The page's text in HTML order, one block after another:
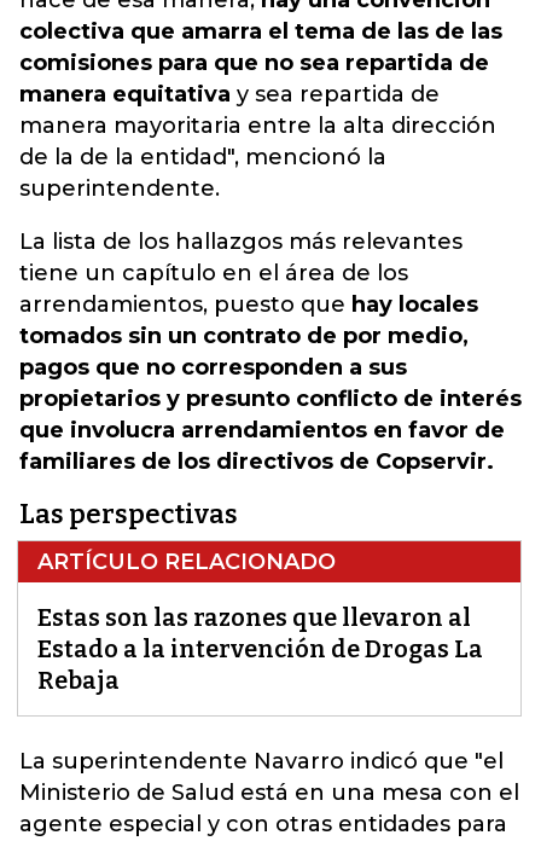
colectiva que amarra el tema de las de las
comisiones para que no sea repartida de
manera equitativa y sea repartida de
manera mayoritaria entre la alta dirección
de la de la entidad", mencionó la
superintendente.
La lista de los hallazgos más relevantes
tiene un capítulo en el área de los
arrendamientos, puesto que hay locales
tomados sin un contrato de por medio,
pagos que no corresponden a sus
propietarios y presunto conflicto de interés
que involucra arrendamientos en favor de
familiares de los directivos de Copservir.
Las perspectivas
ARTÍCULO RELACIONADO
Estas son las razones que llevaron al
Estado a la intervención de Drogas La
Rebaja
La superintendente Navarro indicó que "el
Ministerio de Salud está en una mesa con el
agente especial y con otras entidades para